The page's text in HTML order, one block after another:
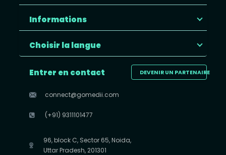
Informations
Choisir la langue
DEVENIR UN PARTENAIRE
Entrer en contact
connect@gomedii.com
(+91) 9311101477
96, block C, Sector 65, Noida,
Uttar Pradesh, 201301